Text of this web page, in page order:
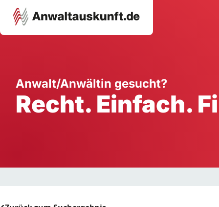
Ausbildung
Handwerk
Dienstleistung
Anwalt/Anwältin gesucht?
Recht. Einfach.